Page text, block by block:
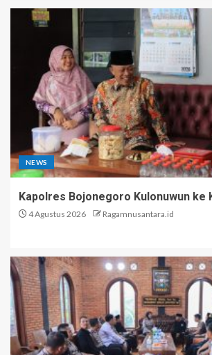
NEWS
Kapolres Bojonegoro Kulonuwun ke
4 Agustus 2026 Ragamnusantara.id